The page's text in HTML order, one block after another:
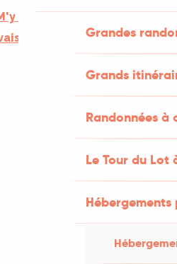
Grandes
Grands
Randonnées
Le Tour du Lot
rendre
en train !